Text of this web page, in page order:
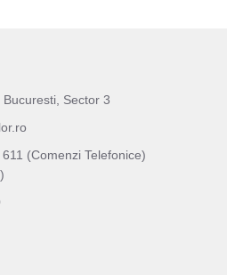
Sector 3
(Comenzi Telefonice)